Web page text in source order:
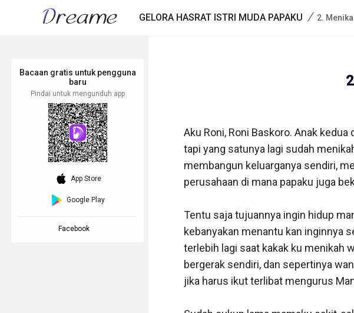
GELORA HASRAT ISTRI MUDA PAPAKU / 2.
Aku Roni, Roni Baskoro. Anak
tapi yang satunya lagi sudah
membangun keluarganya sendiri,
perusahaan di mana papaku juga
Tentu saja tujuannya ingin hidup
kebanyakan menantu kan inginnya
terlebih lagi saat kakak ku menikah
bergerak sendiri, dan sepertinya
jika harus ikut terlibat mengurus
Bacaan gratis untuk pengguna
baru
Pindai untuk mengunduh app
download_ios App Store
Google Play
Facebook